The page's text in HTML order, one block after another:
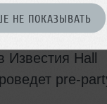
НЕ ПОКАЗЫВАТЬ
с
Известия Hall
pre-